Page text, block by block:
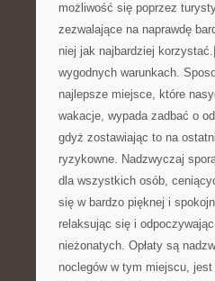
możliwość się poprzez
zezwalające na naprawdę
niej jak najbardziej
wygodnych warunkach.
najlepsze miejsce, które
wakacje, wypada zadbać o
gdyż zostawiając to na
ryzykowne. Nadzwyczaj
dla wszystkich osób,
się w bardzo pięknej i
relaksując się i
nieżonatych. Opłaty są
noclegów w tym miejscu,